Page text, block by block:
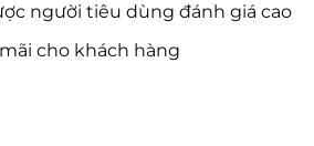
người tiêu dùng đánh giá cao
cho khách hàng